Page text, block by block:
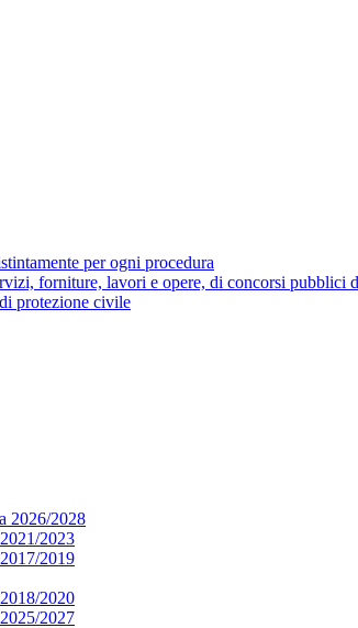
per ogni procedura
forniture, lavori e opere, di concorsi pubblici
protezione civile
2026/2028
2023
2019
2020
2027